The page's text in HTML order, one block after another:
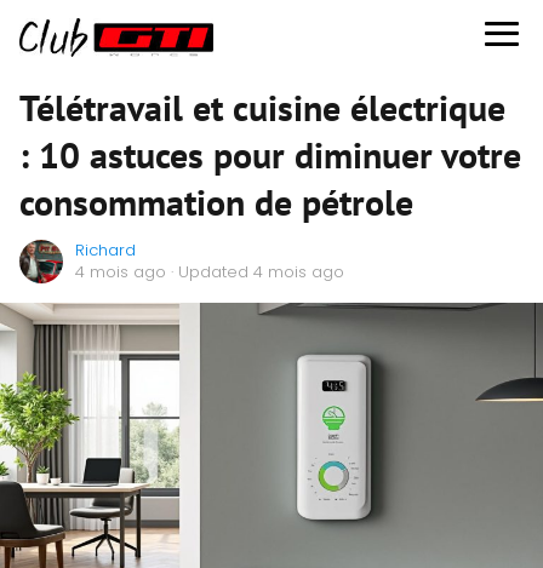
Télétravail et cuisine électrique
: 10 astuces pour diminuer votre
consommation de pétrole
Richard
4 mois ago · Updated 4 mois ago